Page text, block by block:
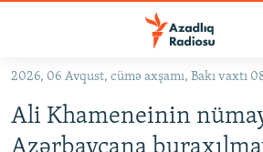
Əsas
qayıt
Əsas
2026, 06 Avqust, cümə axşamı, Bakı vaxtı
Ali Khameneinin